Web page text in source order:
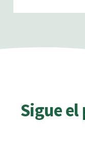
Sigue el